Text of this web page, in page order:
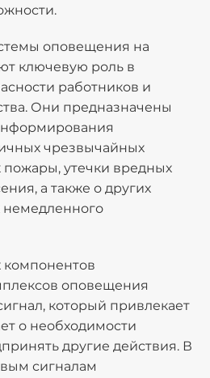
сложности.
оповещения на
ключевую роль в
работников и
Они предназначены
чрезвычайных
пожары, утечки вредных
а также о других
немедленного
оповещения
который привлекает
о необходимости
другие действия. В
сигналам